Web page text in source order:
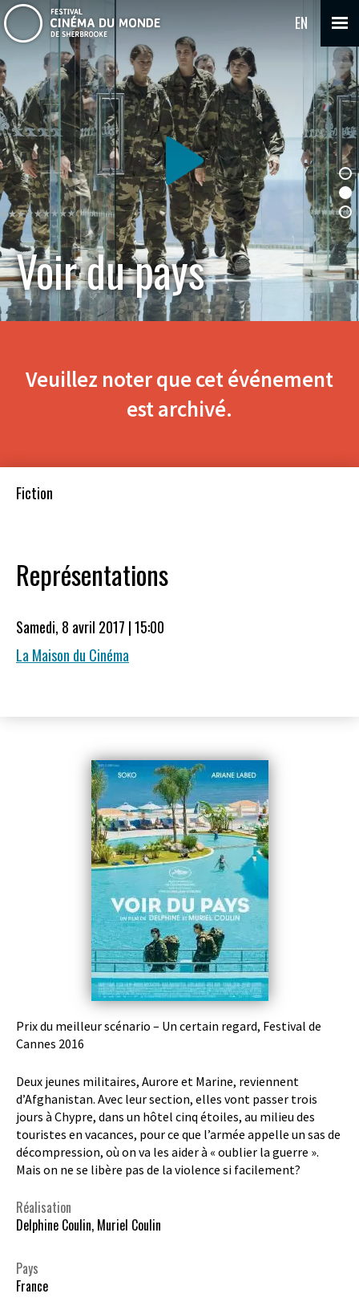
EN
Voir du pays
Veuillez noter que cet événement
est archivé.
Fiction
Représentations
Samedi, 8 avril 2017 | 15:00
La Maison du Cinéma
Prix du meilleur scénario – Un certain regard, Festival de
Cannes 2016
Deux jeunes militaires, Aurore et Marine, reviennent
d’Afghanistan. Avec leur section, elles vont passer trois
jours à Chypre, dans un hôtel cinq étoiles, au milieu des
touristes en vacances, pour ce que l’armée appelle un sas de
décompression, où on va les aider à « oublier la guerre ».
Mais on ne se libère pas de la violence si facilement?
Réalisation
Delphine Coulin, Muriel Coulin
Pays
France